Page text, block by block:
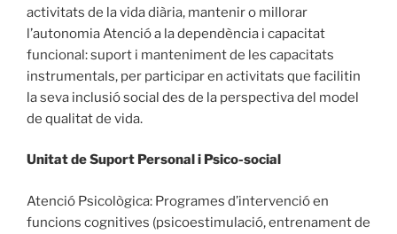
activitats de la vida diària, mantenir o millorar
l’autonomia Atenció a la dependència i capacitat
funcional: suport i manteniment de les capacitats
instrumentals, per participar en activitats que facilitin
la seva inclusió social des de la perspectiva del model
de qualitat de vida.
Unitat de Suport Personal i Psico-social
Atenció Psicològica: Programes d’intervenció en
funcions cognitives (psicoestimulació, entrenament de